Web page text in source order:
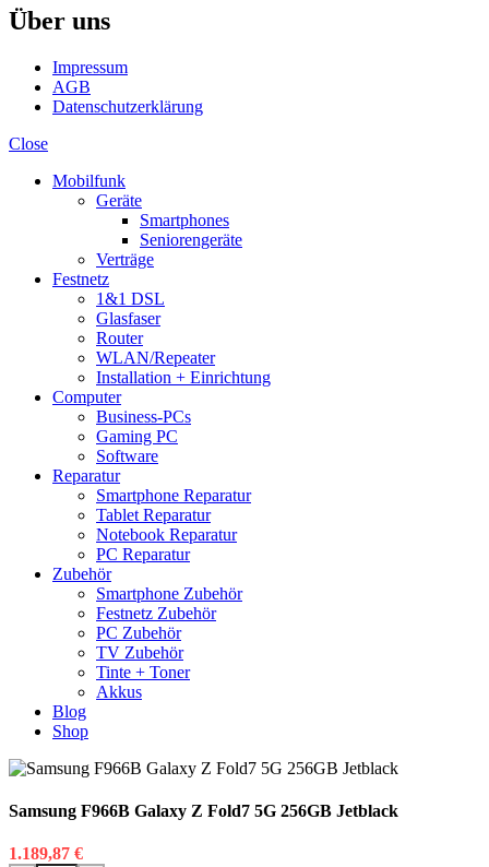
Über uns
Impressum
AGB
Datenschutzerklärung
Close
Mobilfunk
Geräte
Smartphones
Seniorengeräte
Verträge
Festnetz
1&1 DSL
Glasfaser
Router
WLAN/Repeater
Installation + Einrichtung
Computer
Business-PCs
Gaming PC
Software
Reparatur
Smartphone Reparatur
Tablet Reparatur
Notebook Reparatur
PC Reparatur
Zubehör
Smartphone Zubehör
Festnetz Zubehör
PC Zubehör
TV Zubehör
Tinte + Toner
Akkus
Blog
Shop
Samsung F966B Galaxy Z Fold7 5G 256GB Jetblack
1.189,87 €